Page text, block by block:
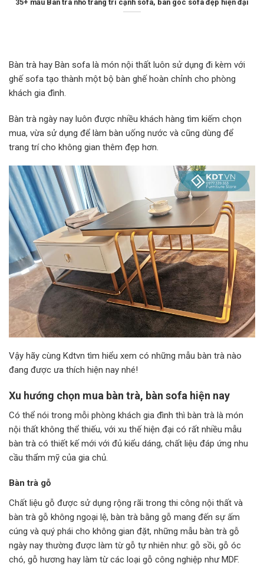
35+ mẫu Bàn trà nhỏ trang trí cạnh sofa, bàn góc sofa đẹp hiện đại
Bàn trà hay Bàn sofa là món nội thất luôn sử dụng đi kèm với
ghế sofa tạo thành một bộ bàn ghế hoàn chỉnh cho phòng
khách gia đình.
Bàn trà ngày nay luôn được nhiều khách hàng tìm kiếm chọn
mua, vừa sử dụng để làm bàn uống nước và cũng dùng để
trang trí cho không gian thêm đẹp hơn.
Vậy hãy cùng Kdtvn tìm hiểu xem có những mẫu bàn trà nào
đang được ưa thích hiện nay nhé!
Xu hướng chọn mua bàn trà, bàn sofa hiện nay
Có thể nói trong mỗi phòng khách gia đình thì bàn trà là món
nội thất không thể thiếu, với xu thế hiện đại có rất nhiều mẫu
bàn trà có thiết kế mới với đủ kiểu dáng, chất liệu đáp ứng nhu
cầu thẩm mỹ của gia chủ.
Bàn trà gỗ
Chất liệu gỗ được sử dụng rộng rãi trong thi công nội thất và
bàn trà gỗ không ngoại lệ, bàn trà bằng gỗ mang đến sự ấm
cúng và quý phái cho không gian đặt, những mẫu bàn trà gỗ
ngày nay thường được làm từ gỗ tự nhiên như: gỗ sồi, gỗ óc
chó, gỗ hương hay làm từ các loại gỗ công nghiệp như MDF.